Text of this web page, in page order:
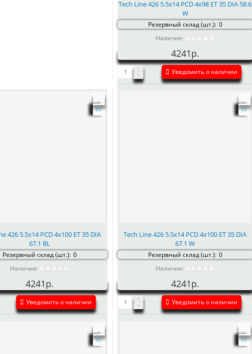
Tech Line 426 5.5x14 PCD 4x98 ET 35 DIA 58.6
W
Резервный склад (шт.): 0
Наличие:
4241р.
Уведомить о наличии
426 5.5x14 PCD 4x100 ET 35 DIA
67.1 BL
Резервный склад (шт.): 0
Наличие:
4241р.
Уведомить о наличии
Tech Line 426 5.5x14 PCD 4x100 ET 35 DIA
67.1 W
Резервный склад (шт.): 0
Наличие:
4241р.
Уведомить о наличии